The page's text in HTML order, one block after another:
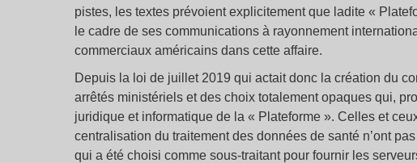
pistes, les textes prévoient explicitement que ladite «
le cadre de ses communications à rayonnement
commerciaux américains dans cette affaire.
Depuis la loi de juillet 2019 qui actait donc la création du
arrêtés ministériels et des choix totalement opaques qui,
juridique et informatique de la « Plateforme ». Celles et
centralisation du traitement des données de santé n’ont
qui a été choisi comme sous-traitant pour fournir les